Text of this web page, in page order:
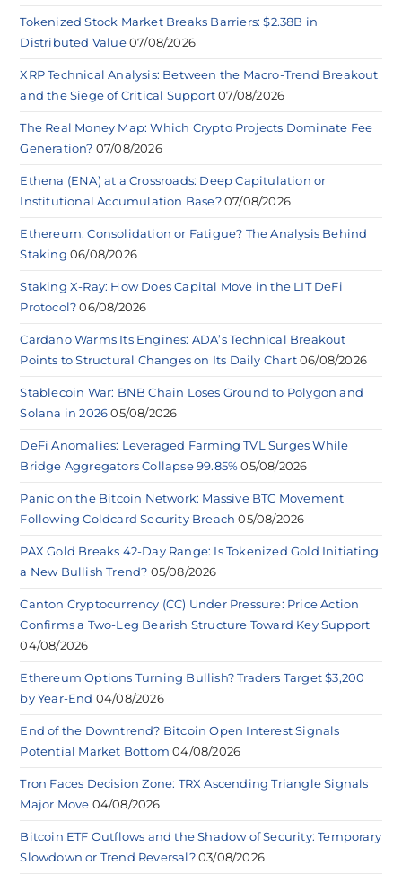
Tokenized Stock Market Breaks Barriers: $2.38B in
Distributed Value 07/08/2026
XRP Technical Analysis: Between the Macro-Trend Breakout
and the Siege of Critical Support 07/08/2026
The Real Money Map: Which Crypto Projects Dominate Fee
Generation? 07/08/2026
Ethena (ENA) at a Crossroads: Deep Capitulation or
Institutional Accumulation Base? 07/08/2026
Ethereum: Consolidation or Fatigue? The Analysis Behind
Staking 06/08/2026
Staking X-Ray: How Does Capital Move in the LIT DeFi
Protocol? 06/08/2026
Cardano Warms Its Engines: ADA’s Technical Breakout
Points to Structural Changes on Its Daily Chart 06/08/2026
Stablecoin War: BNB Chain Loses Ground to Polygon and
Solana in 2026 05/08/2026
DeFi Anomalies: Leveraged Farming TVL Surges While
Bridge Aggregators Collapse 99.85% 05/08/2026
Panic on the Bitcoin Network: Massive BTC Movement
Following Coldcard Security Breach 05/08/2026
PAX Gold Breaks 42-Day Range: Is Tokenized Gold Initiating
a New Bullish Trend? 05/08/2026
Canton Cryptocurrency (CC) Under Pressure: Price Action
Confirms a Two-Leg Bearish Structure Toward Key Support
04/08/2026
Ethereum Options Turning Bullish? Traders Target $3,200
by Year-End 04/08/2026
End of the Downtrend? Bitcoin Open Interest Signals
Potential Market Bottom 04/08/2026
Tron Faces Decision Zone: TRX Ascending Triangle Signals
Major Move 04/08/2026
Bitcoin ETF Outflows and the Shadow of Security: Temporary
Slowdown or Trend Reversal? 03/08/2026